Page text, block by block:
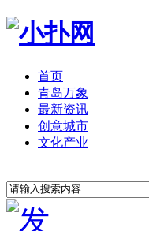
首页
青岛万象
最新资讯
创意城市
文化产业